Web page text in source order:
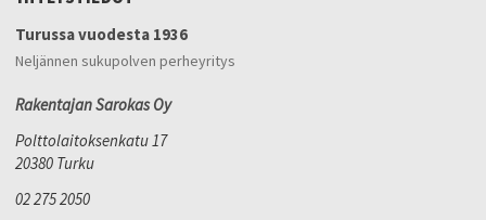
Turussa vuodesta 1936
Neljännen sukupolven perheyritys
Rakentajan Sarokas Oy
Polttolaitoksenkatu 17
20380 Turku
02 275 2050